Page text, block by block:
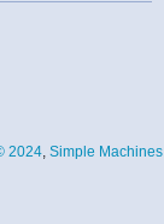
2024, Simple Machines